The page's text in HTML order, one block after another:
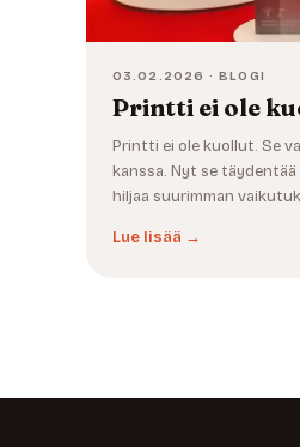
03.02.2026 · BLOGI
Printti ei ole
Printti ei ole kuollut. Se
kanssa. Nyt se
hiljaa suurimman
Lue lisää →